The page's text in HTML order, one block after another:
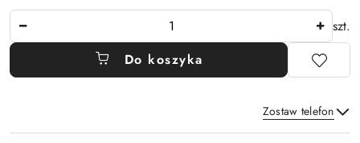
szt.
Do koszyka
Zostaw telefon